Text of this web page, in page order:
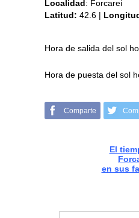
Localidad : Forcarei
Latitud: 42.6 |
Hora de salida del sol
Hora de puesta del sol
Comparte
El
en sus